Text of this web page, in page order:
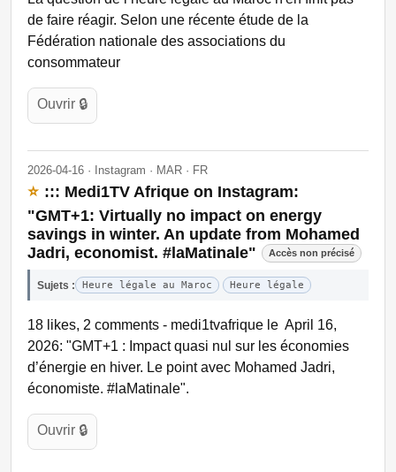
de faire réagir. Selon une récente étude de la
Fédération nationale des associations du
consommateur
Ouvrir 🔒
2026-04-16 · Instagram · MAR · FR
⭐ ::: Medi1TV Afrique on Instagram:
"GMT+1: Virtually no impact on energy
savings in winter. An update from Mohamed
Jadri, economist. #laMatinale"
Accès non précisé
Sujets : Heure légale au Maroc Heure légale
18 likes, 2 comments - medi1tvafrique le April 16,
2026: "GMT+1 : Impact quasi nul sur les économies
d’énergie en hiver. Le point avec Mohamed Jadri,
économiste. #laMatinale".
Ouvrir 🔒